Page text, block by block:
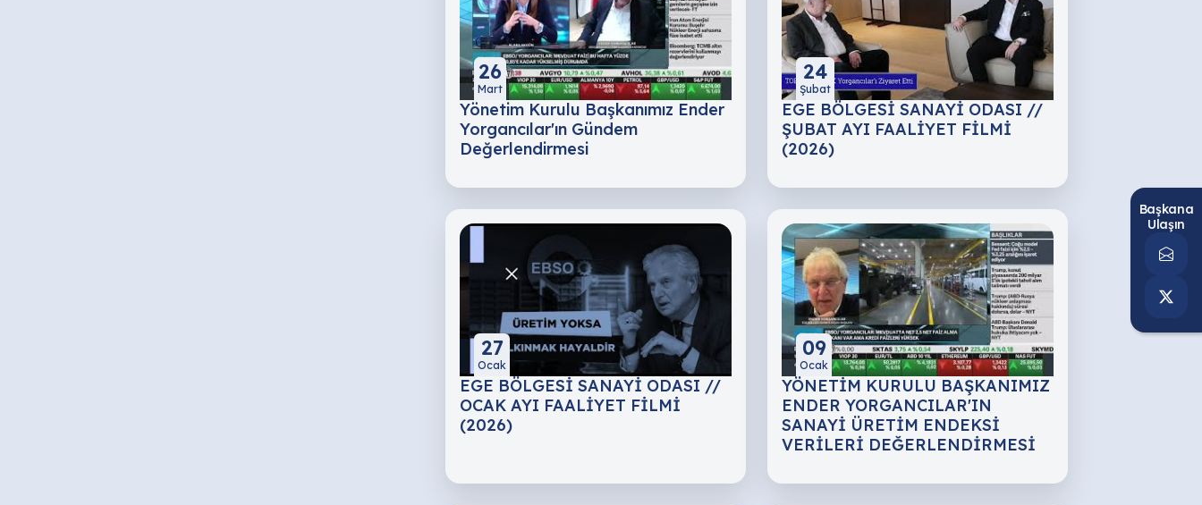
26
Mart
Yönetim Kurulu Başkanımız Ender
Yorgancılar'ın Gündem
Değerlendirmesi
24
Şubat
EGE BÖLGESİ SANAYİ ODASI //
ŞUBAT AYI FAALİYET FİLMİ
(2026)
27
Ocak
EGE BÖLGESİ SANAYİ ODASI //
OCAK AYI FAALİYET FİLMİ
(2026)
09
Ocak
YÖNETİM KURULU BAŞKANIMIZ
ENDER YORGANCILAR'IN
SANAYİ ÜRETİM ENDEKSİ
VERİLERİ DEĞERLENDİRMESİ
Başkana
Ulaşın